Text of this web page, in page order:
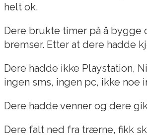
helt ok.
Dere brukte timer på å bygge
bremser. Etter at dere hadde
Dere hadde ikke Playstation,
ingen sms, ingen pc, ikke
Dere hadde venner og dere
Dere falt ned fra trærne, fikk